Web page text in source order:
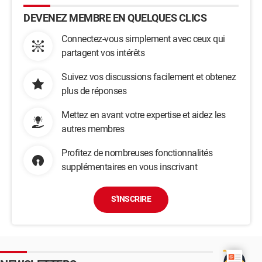
Technologies - C:\Program Files
(x86)\Skype\Updater\Updater.exe
(SNMPTRAP) - Unknown owner -
C:\Windows\System32\snmptrap.exe (file missing)
C:\Program Files (x86)\Sony\Sony PC
Companion\PCCService.exe
(Spooler) - Unknown owner -
C:\Windows\System32\spoolsv.exe (file missing)
O23 - Service: @%SystemRoot%\system32\sppsvc.exe,-101
(sppsvc) - Unknown owner -
C:\Windows\system32\sppsvc.exe (file missing)
O23 - Service:
- Unknown owner - C:\Windows\system32\svchost.exe
O23 - Service: @%systemroot%\system32\ssdpsrv.dll,-100
(SstpSvc) - Unknown owner -
DEVENEZ MEMBRE EN QUELQUES CLICS
Connectez-vous simplement avec ceux qui
partagent vos intérêts
Suivez vos discussions facilement et obtenez
plus de réponses
Mettez en avant votre expertise et aidez les
autres membres
Profitez de nombreuses fonctionnalités
supplémentaires en vous inscrivant
S'INSCRIRE